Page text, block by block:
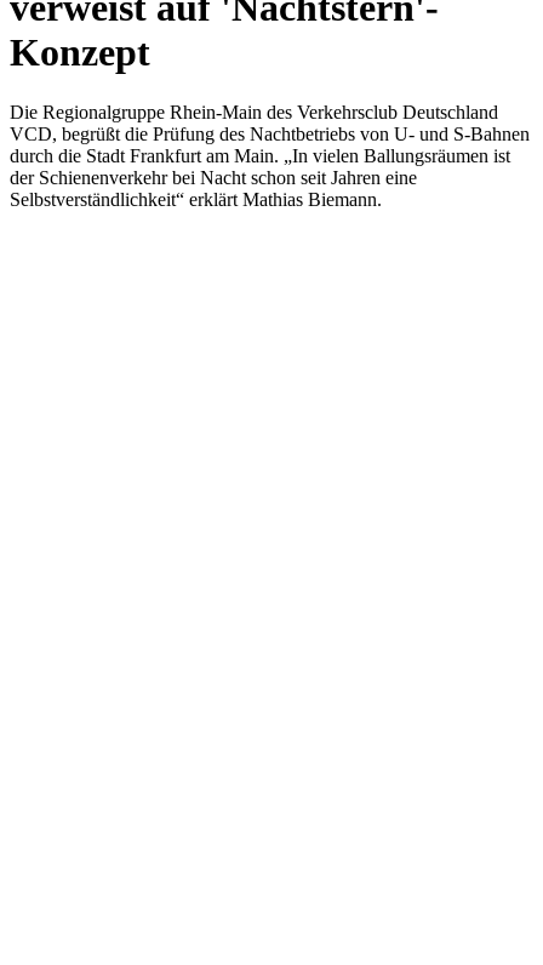
Konzept
Die Regionalgruppe Rhein-Main des Verkehrsclub Deutschland
VCD, begrüßt die Prüfung des Nachtbetriebs von U- und S-Bahnen
durch die Stadt Frankfurt am Main. „In vielen Ballungsräumen ist
der Schienenverkehr bei Nacht schon seit Jahren eine
Selbstverständlichkeit“ erklärt Mathias Biemann.